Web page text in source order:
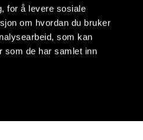
for å levere sosiale
om hvordan du bruker
som kan
som de har samlet inn